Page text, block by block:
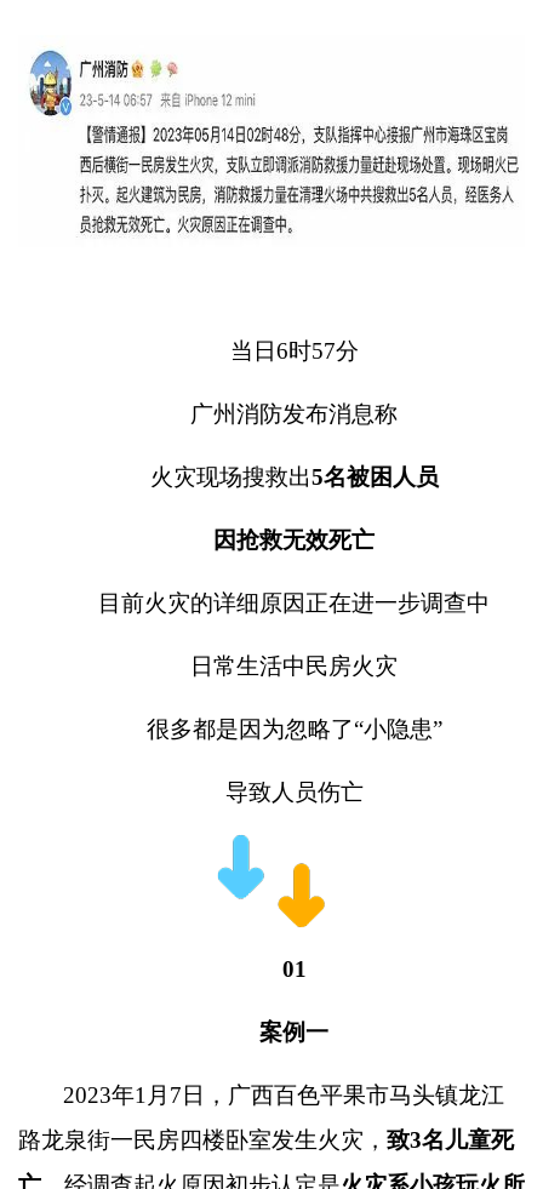
当日6时57分
广州消防发布消息称
火灾现场搜救出5名被困人员
因抢救无效死亡
目前火灾的详细原因正在进一步调查中
日常生活中民房火灾
很多都是因为忽略了“小隐患”
导致人员伤亡
01
案例一
2023年1 月 7日，广西百色平果市马头镇龙江
路龙泉街一民房四楼卧室发生火灾， 致3名儿童死